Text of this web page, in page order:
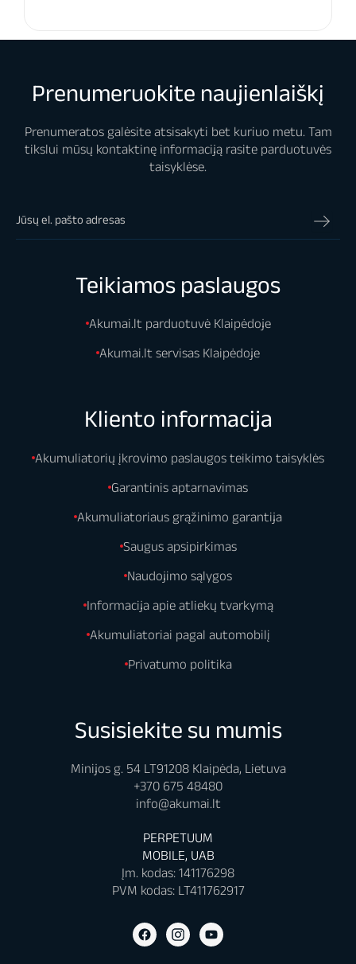
Prenumeruokite naujienlaiškį
Prenumeratos galėsite atsisakyti bet kuriuo metu. Tam
tikslui mūsų kontaktinę informaciją rasite parduotuvės
taisyklėse.
Teikiamos paslaugos
Akumai.lt parduotuvė Klaipėdoje
Akumai.lt servisas Klaipėdoje
Kliento informacija
Akumuliatorių įkrovimo paslaugos teikimo taisyklės
Garantinis aptarnavimas
Akumuliatoriaus grąžinimo garantija
Saugus apsipirkimas
Naudojimo sąlygos
Informacija apie atliekų tvarkymą
Akumuliatoriai pagal automobilį
Privatumo politika
Susisiekite su mumis
Minijos g. 54 LT91208 Klaipėda, Lietuva
+370 675 48480
info@akumai.lt
PERPETUUM
MOBILE, UAB
Įm. kodas: 141176298
PVM kodas: LT411762917